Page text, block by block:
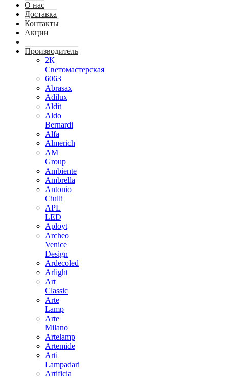
О нас
Доставка
Контакты
Акции
Производитель
2К
Светомастерская
6063
Abrasax
Adilux
Aldit
Aldo
Bernardi
Alfa
Almerich
AM
Group
Ambiente
Ambrella
Antonio
Ciulli
APL
LED
Aployt
Archeo
Venice
Design
Ardecoled
Arlight
Art
Classic
Arte
Lamp
Arte
Milano
Artelamp
Artemide
Arti
Lampadari
Artificia